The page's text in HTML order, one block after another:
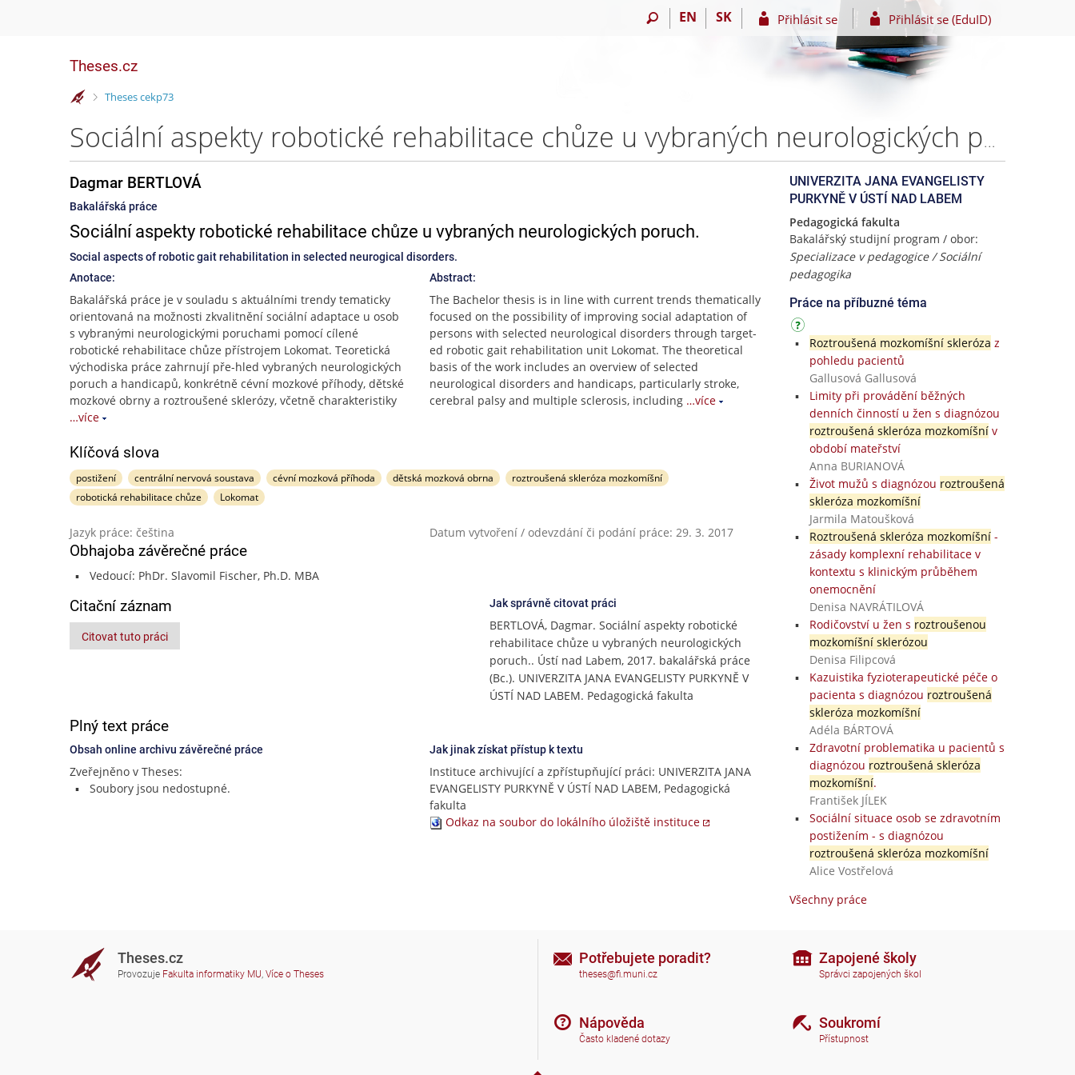
EN SK Přihlásit se Přihlásit se (EduID)
Theses.cz
>
Theses cekp73
Sociální aspekty robotické rehabilitace chůze u vybraných neurologických poruch. – Dagmar BERTLOVÁ
Dagmar BERTLOVÁ
Bakalářská práce
Sociální aspekty robotické rehabilitace chůze u vybraných neurologických poruch.
Social aspects of robotic gait rehabilitation in selected neurogical disorders.
Anotace:
Bakalářská práce je v souladu s aktuálními trendy tematicky
orientovaná na možnosti zkvalitnění sociální adaptace u osob
s vybranými neurologickými poruchami pomocí cílené
robotické rehabilitace chůze přístrojem Lokomat. Teoretická
východiska práce zahrnují pře-hled vybraných neurologických
poruch a handicapů, konkrétně cévní mozkové příhody, dětské
mozkové obrny a roztroušené sklerózy, včetně charakteristiky
…více
Abstract:
The Bachelor thesis is in line with current trends thematically
focused on the possibility of improving social adaptation of
persons with selected neurological disorders through target-
ed robotic gait rehabilitation unit Lokomat. The theoretical
basis of the work includes an overview of selected
neurological disorders and handicaps, particularly stroke,
cerebral palsy and multiple sclerosis, including …více
Klíčová slova
postižení centrální nervová soustava cévní mozková příhoda dětská mozková obrna
roztroušená skleróza mozkomíšní
robotická rehabilitace chůze
Lokomat
Jazyk práce: čeština Datum vytvoření / odevzdání či podání práce: 29. 3. 2017
Obhajoba závěrečné práce
Vedoucí: PhDr. Slavomil Fischer, Ph.D. MBA
Citační záznam
Citovat tuto práci
Jak správně citovat práci
BERTLOVÁ, Dagmar. Sociální aspekty robotické
rehabilitace chůze u vybraných neurologických
poruch.. Ústí nad Labem, 2017. bakalářská práce
(Bc.). UNIVERZITA JANA EVANGELISTY PURKYNĚ V
ÚSTÍ NAD LABEM. Pedagogická fakulta
Plný text práce
Obsah online archivu závěrečné práce
Zveřejněno v Theses:
Soubory jsou nedostupné.
Jak jinak získat přístup k textu
Instituce archivující a zpřístupňující práci: UNIVERZITA JANA
EVANGELISTY PURKYNĚ V ÚSTÍ NAD LABEM, Pedagogická
fakulta
Odkaz na soubor do lokálního úložiště instituce
UNIVERZITA JANA EVANGELISTY
PURKYNĚ V ÚSTÍ NAD LABEM
Pedagogická fakulta
Bakalářský studijní program / obor:
Specializace v pedagogice / Sociální
pedagogika
Práce na příbuzné téma
Roztroušená mozkomíšní skleróza z
pohledu pacientů
Gallusová Gallusová
Limity při provádění běžných
denních činností u žen s diagnózou
roztroušená skleróza mozkomíšnív
období mateřství
Anna BURIANOVÁ
Život mužů s diagnózou roztroušená
skleróza mozkomíšní
Jarmila Matoušková
Roztroušená skleróza mozkomíšní-
zásady komplexní rehabilitace v
kontextu s klinickým průběhem
onemocnění
Denisa NAVRÁTILOVÁ
Rodičovství u žen s roztroušenou
mozkomíšní sklerózou
Denisa Filipcová
Kazuistika fyzioterapeutické péče o
pacienta s diagnózou roztroušená
skleróza mozkomíšní
Adéla BÁRTOVÁ
Zdravotní problematika u pacientů s
diagnózou roztroušená skleróza
mozkomíšní.
František JÍLEK
Sociální situace osob se zdravotním
postižením - s diagnózou
roztroušená skleróza mozkomíšní
Alice Vostřelová
Všechny práce
Theses.cz
Provozuje Fakulta informatiky MU, Více o Theses
Potřebujete poradit?
theses@fi.muni.cz
Nápověda
Často kladené dotazy
Zapojené školy
Správci zapojených škol
Soukromí
Přístupnost